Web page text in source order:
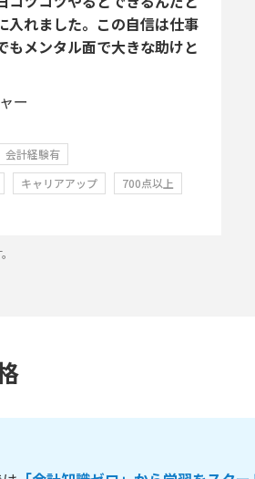
入れました。この自信は仕事
もメンタル面で大きな助けと
ー
会計経験有
キャリアアップ 700点以上